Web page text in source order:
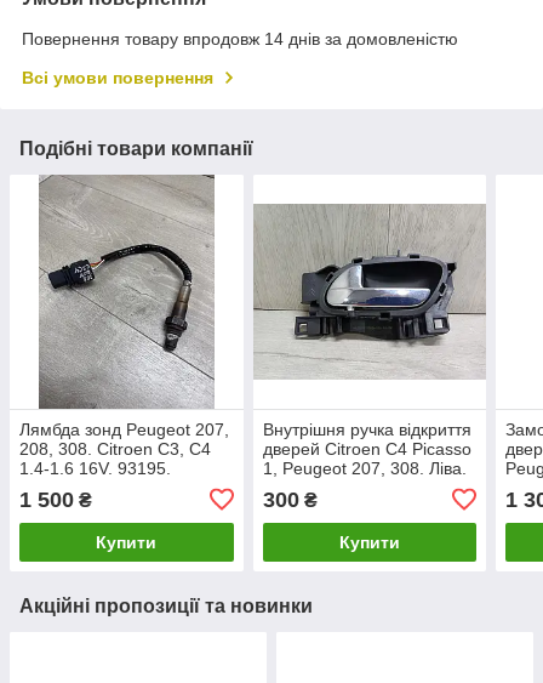
Повернення товару впродовж 14 днів за домовленістю
Всі умови повернення
Подібні товари компанії
Лямбда зонд Peugeot 207,
208, 308. Citroen C3, C4
1.4-1.6 16V. 93195.
1 500 ₴
Купити
Внутрішня ручка відкриття
дверей Citroen C4 Picasso
1, Peugeot 207, 308. Ліва.
300₴
Купити
1
Акційні пропозиції та новинки